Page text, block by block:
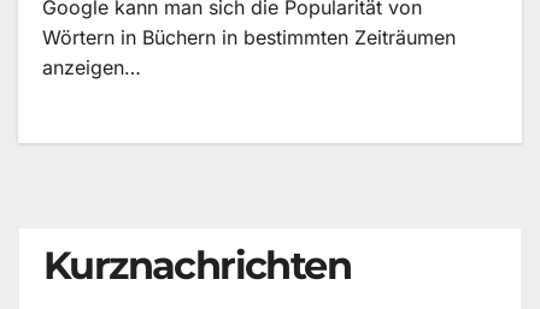
Google kann man sich die Popularität von
Wörtern in Büchern in bestimmten Zeiträumen
anzeigen…
Kurznachrichten